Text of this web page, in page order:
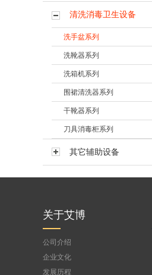
清洗消毒卫生设备
洗手盆系列
单联洗手盆
二联洗手盆
三联洗手盆
洗靴器系列
洗靴器BXXQ-I
洗靴器BXXQ-Ⅱ
洗靴器BXXQ-Ⅲ
多功能洗靴器BXXQ-II-D
多功能洗靴器BXXQ-V
洗箱机系列
洗箱机BXXJ-I
洗箱机BXXJ-II
洗箱机BXXJ-III
洗箱机BXXJ-III-D
围裙清洗器系列
围裙清洗器BQXQ-I
围裙清洗器BQXQ-II
干靴器系列
干靴器BGXQ-15
干靴器BGXQ-30
刀具消毒柜系列
刀具消毒器BDXQ-I
刀具消毒柜BDXG-I
其它辅助设备
关于艾博
公司介绍
企业文化
发展历程